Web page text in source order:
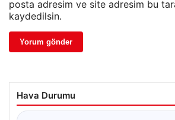
posta adresim ve site adresim bu
kaydedilsin.
Hava Durumu